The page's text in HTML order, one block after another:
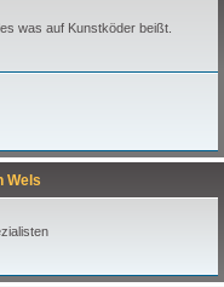
was auf Kunstköder beißt.
Wels